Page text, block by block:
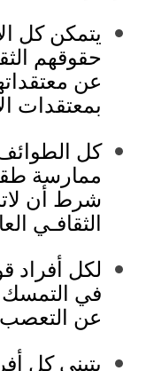
يتمكن كل
حقوقهم
عن
بمعتقدات
كل الطوائف
ممارسة
شرط أن
الثقافـي
لكل أفراد
في التمسك
عن التعصب
يتبنى كل